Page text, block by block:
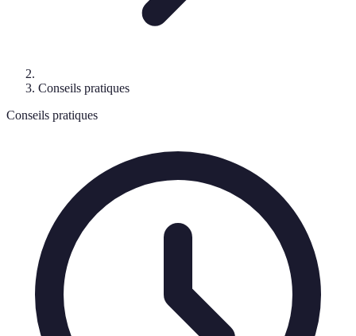
Conseils pratiques
Conseils pratiques